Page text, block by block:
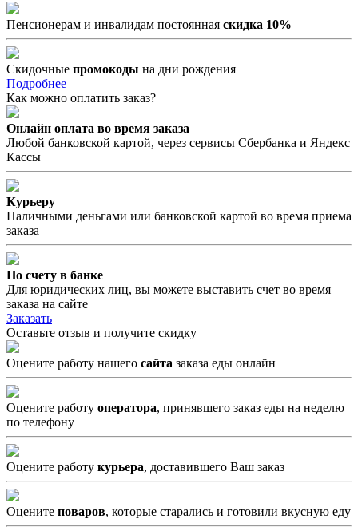
Пенсионерам и инвалидам постоянная скидка 10%
Скидочные промокоды на дни рождения
Подробнее
Как можно оплатить заказ?
Онлайн оплата во время заказа
Любой банковской картой, через сервисы Сбербанка и Яндекс
Кассы
Курьеру
Наличными деньгами или банковской картой во время приема
заказа
По счету в банке
Для юридических лиц, вы можете выставить счет во время
заказа на сайте
Заказать
Оставьте отзыв и получите скидку
Оцените работу нашего сайта заказа еды онлайн
Оцените работу оператора, принявшего заказ еды на неделю
по телефону
Оцените работу курьера, доставившего Ваш заказ
Оцените поваров, которые старались и готовили вкусную еду